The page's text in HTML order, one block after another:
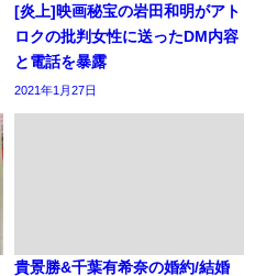
[炎上]映画秘宝の岩田和明がアト
ロクの批判女性に送ったDM内容
と電話を暴露
2021年1月27日
貴景勝&千葉有希奈の婚約/結婚